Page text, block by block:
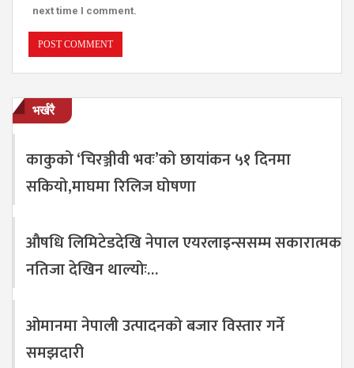
next time I comment.
भर्खरै
काकुको ‘चिरञ्जीवी भवः’को छायांकन ५१ दिनमा
सकियो,माघमा रिलिज घोषणा
औषधि लिमिटेडदेखि नेपाल एयरलाइन्ससम्म सकारात्मक
नतिजा देखिन थाल्योः…
ओमानमा नेपाली उत्पादनको बजार विस्तार गर्ने
समझदारी